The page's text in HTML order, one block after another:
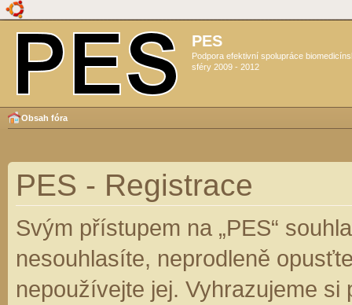
PES
Podpora efektivní spolupráce
sféry 2009 - 2012
Obsah fóra
PES - Registrace
Svým přístupem na „PES“
nesouhlasíte, neprodleně
nepoužívejte jej. Vyhrazujeme